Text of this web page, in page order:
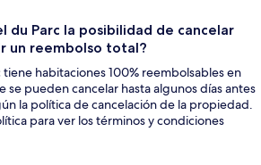
du Parc la posibilidad de cancelar
un reembolso total?
tiene habitaciones 100% reembolsables en
se pueden cancelar hasta algunos días antes
la política de cancelación de la propiedad.
para ver los términos y condiciones